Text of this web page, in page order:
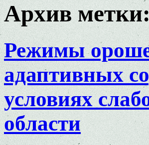
Архив
Режимы
адаптивных
условиях
области